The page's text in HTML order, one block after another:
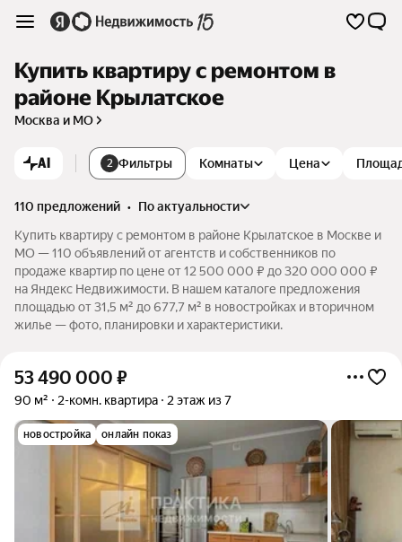
Купить квартиру с ремонтом в
районе Крылатское
Москва и МО
AI 2 Фильтры Комнаты Цена
110 предложений •
по актуальности
Купить квартиру с ремонтом в районе Крылатское в Москве и
МО — 110 объявлений от агентств и собственников по
продаже квартир по цене от 12 500 000 ₽ до 320 000 000 ₽
на Яндекс Недвижимости. В нашем каталоге предложения
площадью от 31,5 м² до 677,7 м² в новостройках и вторичном
жилье — фото, планировки и характеристики.
53 490 000 ₽
90 м² 2-комн. квартира 2 этаж из 7
новостройка онлайн показ